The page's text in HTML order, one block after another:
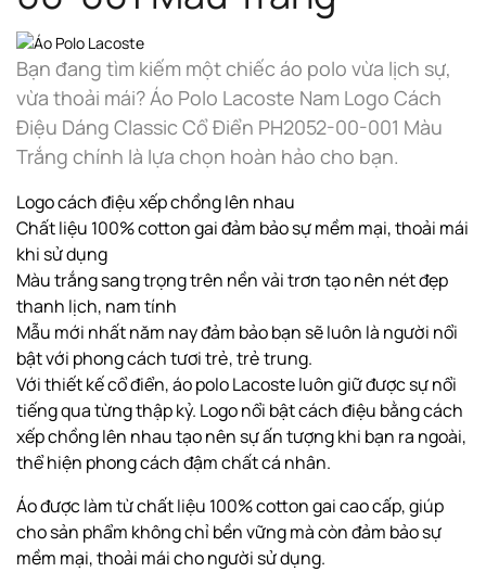
Bạn đang tìm kiếm một chiếc áo polo vừa lịch sự,
vừa thoải mái? Áo Polo Lacoste Nam Logo Cách
Điệu Dáng Classic Cổ Điển PH2052-00-001 Màu
Trắng chính là lựa chọn hoàn hảo cho bạn.
Logo cách điệu xếp chồng lên nhau
Chất liệu 100% cotton gai đảm bảo sự mềm mại, thoải mái
khi sử dụng
Màu trắng sang trọng trên nền vải trơn tạo nên nét đẹp
thanh lịch, nam tính
Mẫu mới nhất năm nay đảm bảo bạn sẽ luôn là người nổi
bật với phong cách tươi trẻ, trẻ trung.
Với thiết kế cổ điển, áo polo Lacoste luôn giữ được sự nổi
tiếng qua từng thập kỷ. Logo nổi bật cách điệu bằng cách
xếp chồng lên nhau tạo nên sự ấn tượng khi bạn ra ngoài,
thể hiện phong cách đậm chất cá nhân.
Áo được làm từ chất liệu 100% cotton gai cao cấp, giúp
cho sản phẩm không chỉ bền vững mà còn đảm bảo sự
mềm mại, thoải mái cho người sử dụng.